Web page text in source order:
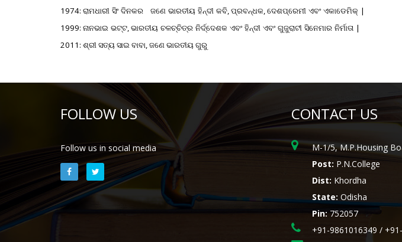
1974: ରାମଧାରୀ ସିଂ ଦିନକର ଜଣେ ଭାରତୀୟ ହିନ୍ଦୀ କବି,ପ୍ରବନ୍ଧକ,ଦେଶପ୍ରେମୀ ଏବଂ ଏକାଡେମିକ୍ |
1999: ନାନଭାଇ ଭଟ୍ଟ,ଭାରତୀୟ ଚଳଚ୍ଚିତ୍ର ନିର୍ଦ୍ଦେଶକ ଏବଂ ହିନ୍ଦୀ ଏବଂ ଗୁଜୁରାଟୀ ସିନେମାର ନିର୍ମାତା |
2011: ଶ୍ରୀ ସତ୍ୟ ସାଇ ବାବା,ଜଣେ ଭାରତୀୟ ଗୁରୁ
FOLLOW US
Follow us in social media
CONTACT US
M-1/5, M.P.Housing
Post: P.N.College
Dist: Khordha
State: Odisha
Pin: 752057
+91-9861016349 /